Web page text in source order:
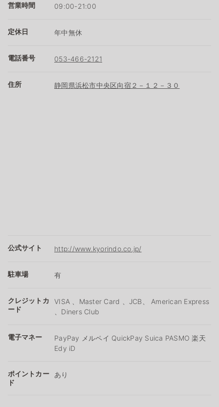
営業時間 09:00-21:00
定休日 年中無休
電話番号 053-466-2121
住所 静岡県浜松市中央区向宿２－１２－３０
公式サイト http://www.kyorindo.co.jp/
駐車場 有
クレジットカ
ード
VISA 、Master Card 、JCB、 American Express
、Diners Club
電子マネー
PayPay メルペイ QuickPay Suica PASMO 楽天
Edy iD
ポイントカー
ド
あり